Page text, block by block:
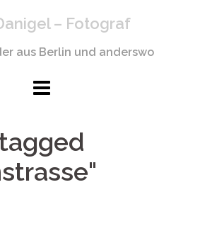
– Fotograf
aus Berlin und anderswo